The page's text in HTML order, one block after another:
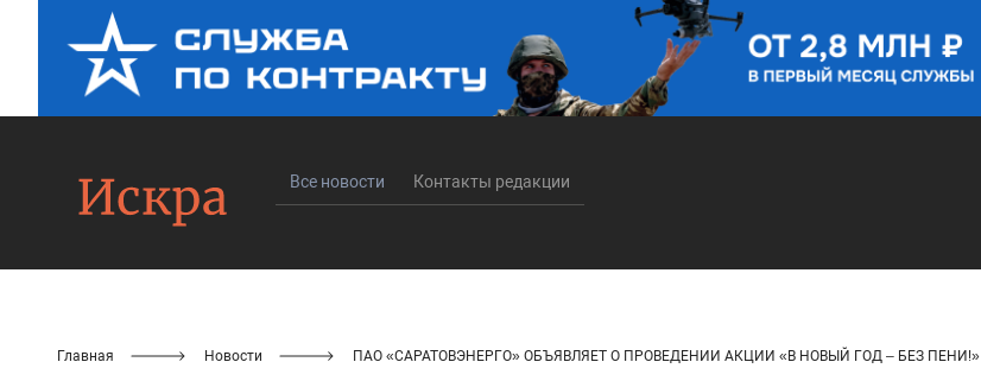
Все новости Контакты редакции
Главная Новости ПАО «САРАТОВЭНЕРГО» ОБЪЯВЛЯЕТ О ПРОВЕДЕНИИ АКЦИИ «В НОВЫЙ ГОД – БЕЗ ПЕНИ!»